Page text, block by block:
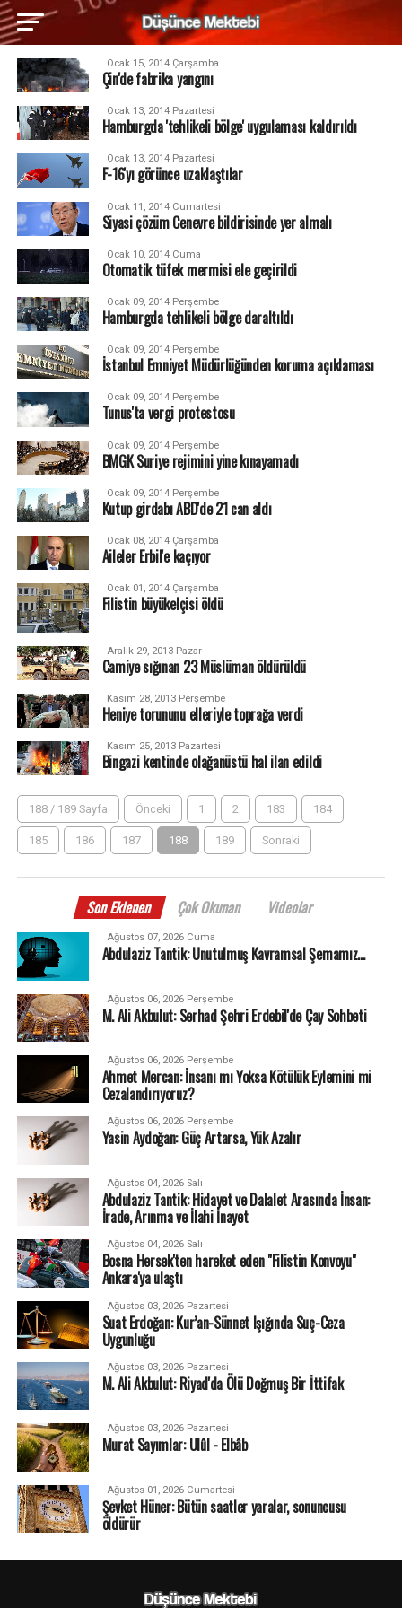
Ocak 15, 2014 Çarşamba
Çin'de fabrika yangını
Ocak 13, 2014 Pazartesi
Hamburgda 'tehlikeli bölge' uygulaması kaldırıldı
Ocak 13, 2014 Pazartesi
F-16'yı görünce uzaklaştılar
Ocak 11, 2014 Cumartesi
Siyasi çözüm Cenevre bildirisinde yer almalı
Ocak 10, 2014 Cuma
Otomatik tüfek mermisi ele geçirildi
Ocak 09, 2014 Perşembe
Hamburgda tehlikeli bölge daraltıldı
Ocak 09, 2014 Perşembe
İstanbul Emniyet Müdürlüğünden koruma açıklaması
Ocak 09, 2014 Perşembe
Tunus'ta vergi protestosu
Ocak 09, 2014 Perşembe
BMGK Suriye rejimini yine kınayamadı
Ocak 09, 2014 Perşembe
Kutup girdabı ABD'de 21 can aldı
Ocak 08, 2014 Çarşamba
Aileler Erbil'e kaçıyor
Ocak 01, 2014 Çarşamba
Filistin büyükelçisi öldü
Aralık 29, 2013 Pazar
Camiye sığınan 23 Müslüman öldürüldü
Kasım 28, 2013 Perşembe
Heniye torununu elleriyle toprağa verdi
Kasım 25, 2013 Pazartesi
Bingazi kentinde olağanüstü hal ilan edildi
188 / 189 Sayfa Önceki 1 2 183 184
185 186 187 188 189 Sonraki
Son Eklenen Çok Okunan Videolar
Ağustos 07, 2026 Cuma
Abdulaziz Tantik: Unutulmuş Kavramsal Şemamız…
Ağustos 06, 2026 Perşembe
M. Ali Akbulut: Serhad Şehri Erdebil'de Çay Sohbeti
Ağustos 06, 2026 Perşembe
Ahmet Mercan: İnsanı mı Yoksa Kötülük Eylemini mi
Cezalandırıyoruz?
Ağustos 06, 2026 Perşembe
Yasin Aydoğan: Güç Artarsa, Yük Azalır
Ağustos 04, 2026 Salı
Abdulaziz Tantik: Hidayet ve Dalalet Arasında İnsan:
İrade, Arınma ve İlahi İnayet
Ağustos 04, 2026 Salı
Bosna Hersek'ten hareket eden "Filistin Konvoyu"
Ankara'ya ulaştı
Ağustos 03, 2026 Pazartesi
Suat Erdoğan: Kur’an-Sünnet Işığında Suç-Ceza
Uygunluğu
Ağustos 03, 2026 Pazartesi
M. Ali Akbulut: Riyad'da Ölü Doğmuş Bir İttifak
Ağustos 03, 2026 Pazartesi
Murat Sayımlar: Ulûl - Elbâb
Ağustos 01, 2026 Cumartesi
Şevket Hüner: Bütün saatler yaralar, sonuncusu
öldürür